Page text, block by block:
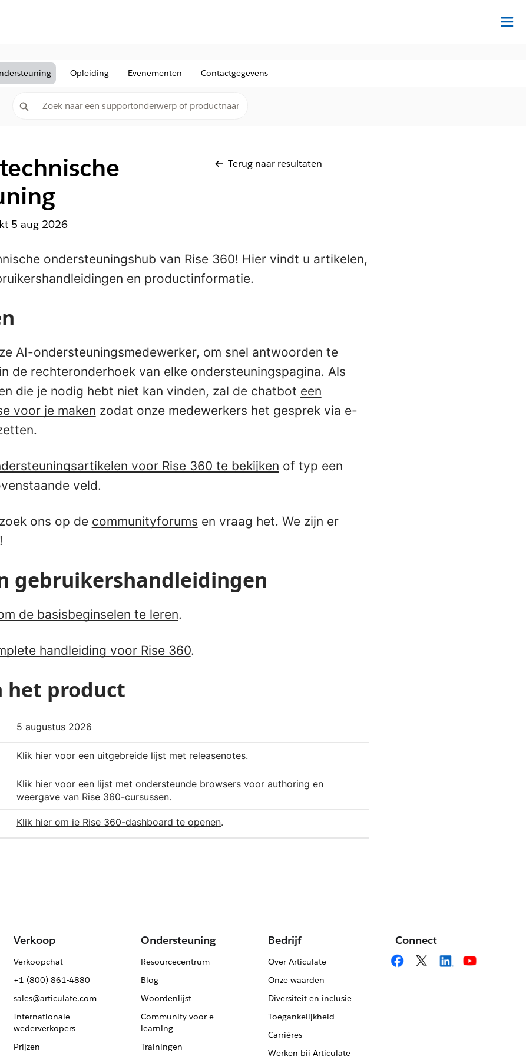
Opleiding Evenementen Contactgegevens
Terug naar resultaten
5 aug 2026
ondersteuningshub van Rise 360! Hier vindt u artikelen,
en productinformatie.
AI-ondersteuningsmedewerker, om snel antwoorden te
de rechteronderhoek van elke ondersteuningspagina. Als
die je nodig hebt niet kan vinden, zal de chatbot een
voor je maken zodat onze medewerkers het gesprek via e-
voor Rise 360 te bekijken of typ een
veld.
ons op de communityforums en vraag het. We zijn er
gebruikershandleidingen
de basisbeginselen te leren.
handleiding voor Rise 360.
het product
5 augustus 2026
Klik hier voor een uitgebreide lijst met releasenotes.
Klik hier voor een lijst met ondersteunde browsers voor authoring en
weergave van Rise 360-cursussen.
Klik hier om je Rise 360-dashboard te openen.
Verkoop
Verkoopchat
+1 (800) 861-4880
sales@articulate.com
Internationale
wederverkopers
Prijzen
Ondersteuning
Resourcecentrum
Blog
Woordenlijst
Community voor e-
learning
Trainingen
Bedrijf
Over Articulate
Onze waarden
Diversiteit en inclusie
Toegankelijkheid
Carrières
Werken bij Articulate
Connect